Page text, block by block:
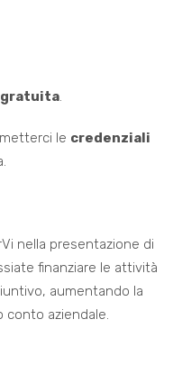
gratuita.
le credenziali
nella presentazione di
finanziare le attività
aumentando la
conto aziendale.